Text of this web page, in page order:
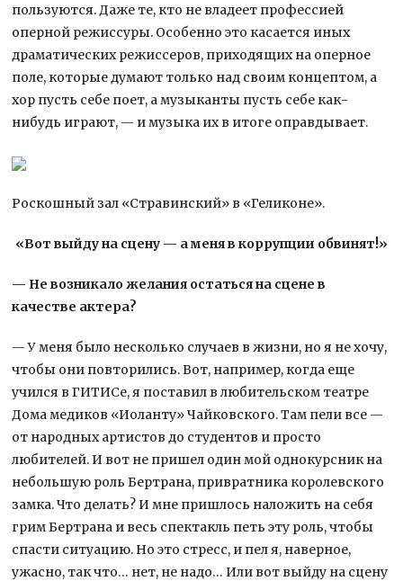
пользуются. Даже те, кто не владеет профессией
оперной режиссуры. Особенно это касается иных
драматических режиссеров, приходящих на оперное
поле, которые думают только над своим концептом, а
хор пусть себе поет, а музыканты пусть себе как-
нибудь играют, — и музыка их в итоге оправдывает.
Роскошный зал «Стравинский» в «Геликоне».
«Вот выйду на сцену — а меня в коррупции обвинят!»
— Не возникало желания остаться на сцене в
качестве актера?
— У меня было несколько случаев в жизни, но я не хочу,
чтобы они повторились. Вот, например, когда еще
учился в ГИТИСе, я поставил в любительском театре
Дома медиков «Иоланту» Чайковского. Там пели все —
от народных артистов до студентов и просто
любителей. И вот не пришел один мой однокурсник на
небольшую роль Бертрана, привратника королевского
замка. Что делать? И мне пришлось наложить на себя
грим Бертрана и весь спектакль петь эту роль, чтобы
спасти ситуацию. Но это стресс, и пел я, наверное,
ужасно, так что… нет, не надо… Или вот выйду на сцену